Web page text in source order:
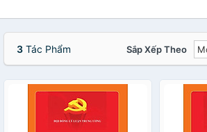
3 Tác Phẩm Sắp Xếp Theo